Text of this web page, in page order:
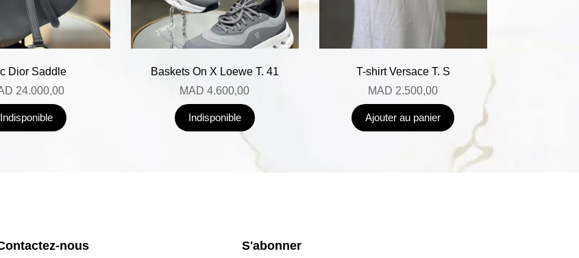
Dior Saddle
24.000,00
Indisponible
Baskets On X Loewe T. 41
MAD 4.600,00
Indisponible
T-shirt Versace T. S
MAD 2.500,00
Ajouter au panier
nous S'abonner